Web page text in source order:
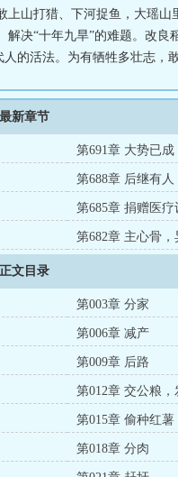
上山打猎、下河捉鱼，大瑶山
决“十年九旱”的难题。改良
的活法。为有牺牲多壮志，
新章节
第691章 大势已成
第688章 后继有人
第685章 捐赠医
第682章 主心骨
文目录
第003章 分家
第006章 减产
第009章 后路
第012章 交公粮，
第015章 偷种红薯
第018章 分肉